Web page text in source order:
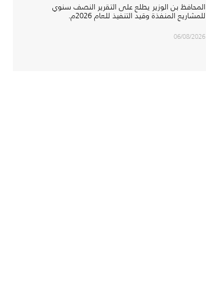
المحافظ بن الوزير يطلع على التقرير النصف سنوي
للمشاريع المنفذة وقيد التنفيذ للعام 2026م.
06/08/2026